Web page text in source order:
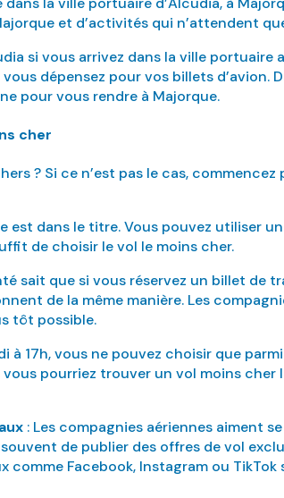
et d’activités qui n’attendent
si vous arrivez dans la ville portuaire
dépensez pour vos billets d’avion.
pour vous rendre à Majorque.
cher
? Si ce n’est pas le cas,
est dans le titre. Vous pouvez utiliser
de choisir le vol le moins cher.
sait que si vous réservez un billet de
de la même manière. Les
tôt possible.
à 17h, vous ne pouvez choisir que
pourriez trouver un vol moins cher
: Les compagnies aériennes aiment
de publier des offres de vol
comme Facebook, Instagram ou